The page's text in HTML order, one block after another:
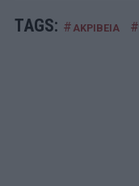
TAGS: # ΑΚΡΙΒΕΙΑ #